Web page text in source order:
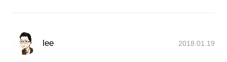
lee 2018.01.19